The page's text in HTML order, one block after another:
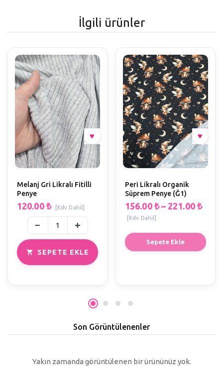
İlgili ürünler
SEPETE EKLE
Melanj Gri Likralı Fitilli
Penye
120.00 ₺ [Kdv Dahil]
Sepete Ekle
Peri Likralı Organik
Süprem Penye (Ğ1)
156.00 ₺ – 221.00 ₺
[Kdv Dahil]
Son Görüntülenenler
Yakın zamanda görüntülenen bir ürününüz yok.